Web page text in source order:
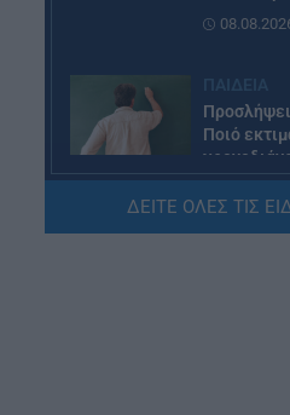
Ποιό
ΔΕΙΤΕ ΟΛΕΣ ΤΙΣ